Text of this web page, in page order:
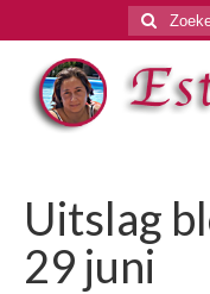
Zoeken
naar:
Uitslag
29 juni